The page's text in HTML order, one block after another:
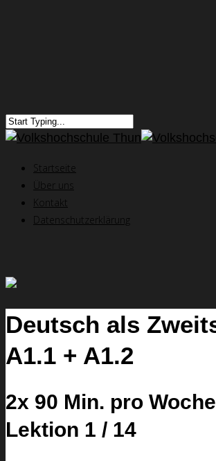
Startseite
Über uns
Kontakt
Datenschutzerklärung
Deutsch als
A1.1 + A1.2
2x 90 Min. pro
Lektion 1 / 14